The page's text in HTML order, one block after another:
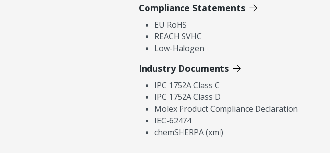
Compliance Statements
EU RoHS
REACH SVHC
Low-Halogen
Industry Documents
IPC 1752A Class C
IPC 1752A Class D
Molex Product Compliance Declaration
IEC-62474
chemSHERPA (xml)